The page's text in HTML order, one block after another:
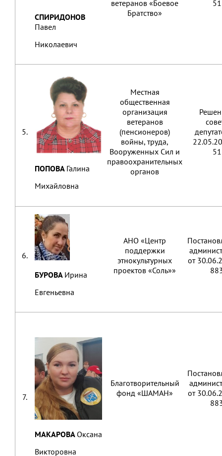
СПИРИДОНОВ
Павел
Николаевич
ветеранов «Боевое
Братство»
51
5.
ПОПОВА Галина
Михайловна
Местная
общественная
организация
ветеранов
(пенсионеров)
войны, труда,
Вооруженных Сил и
правоохранительных
органов
51
6.
БУРОВА Ирина
Евгеньевна
АНО «Центр
поддержки
этнокультурных
проектов «Соль»»
от
7.
МАКАРОВАОксана
Викторовна
Благотворительный
фонд «ШАМАН»
от